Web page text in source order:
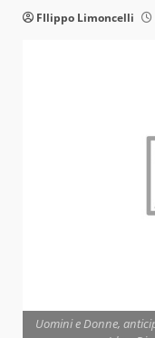
FIlippo Limoncelli
Uomini e Donne,